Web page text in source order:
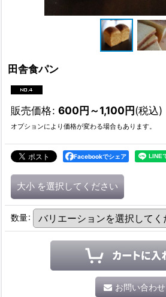
田舎食パン
販売価格: 600円～1,100円(税込)
オプションにより価格が変わる場合もあります。
Facebookでシェア
大小 を選択してください
数量:
お問い合わせ